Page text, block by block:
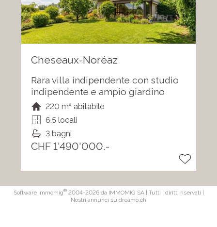
Cheseaux-Noréaz
Rara villa indipendente con studio
indipendente e ampio giardino
220 m² abitabile
6.5 locali
3 bagni
CHF 1'490'000.-
Software Immomig®2004-2026 da IMMOMIG SA | Tutti i diritti riservati |
Nostri annunci su dreamo.ch